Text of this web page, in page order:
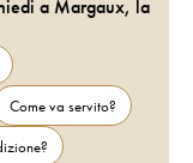
a Margaux, la
Come va servito?